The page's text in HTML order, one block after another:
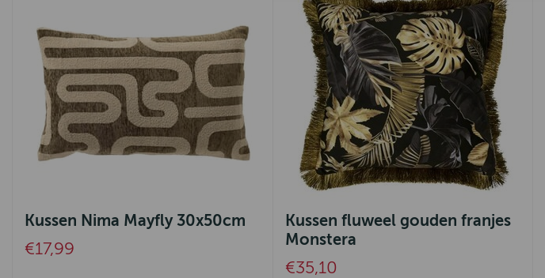
Kussen Nima Mayfly 30x50cm
€17,99
Kussen fluweel gouden franjes
Monstera
€35,10